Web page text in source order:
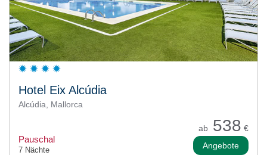
Hotel Eix Alcúdia
Alcúdia, Mallorca
ab 538 €
Pauschal
7 Nächte Angebote